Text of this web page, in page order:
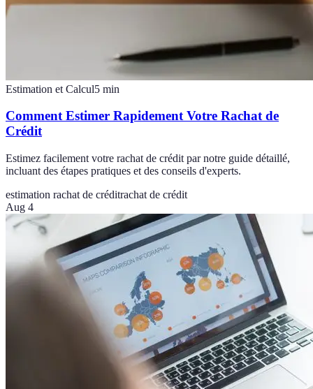
Estimation et Calcul5 min
Comment Estimer Rapidement Votre Rachat de
Crédit
Estimez facilement votre rachat de crédit par notre guide détaillé,
incluant des étapes pratiques et des conseils d'experts.
estimation rachat de créditrachat de crédit
Aug 4